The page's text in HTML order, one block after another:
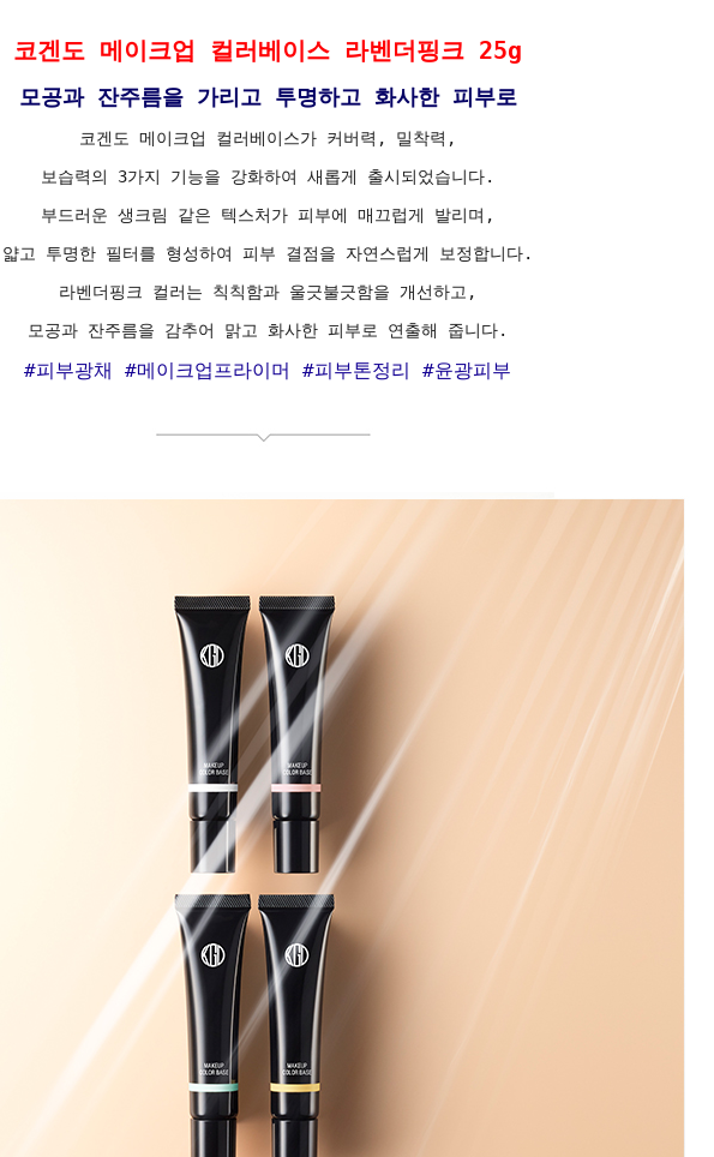
코겐도 메이크업 컬러베이스 라벤더핑크 25g
모공과 잔주름을 가리고 투명하고 화사한 피부로
코겐도 메이크업 컬러베이스가 커버력, 밀착력,
보습력의 3가지 기능을 강화하여 새롭게 출시되었습니다.
부드러운 생크림 같은 텍스처가 피부에 매끄럽게 발리며,
얇고 투명한 필터를 형성하여 피부 결점을 자연스럽게 보정합니다.
라벤더핑크 컬러는 칙칙함과 울긋불긋함을 개선하고,
모공과 잔주름을 감추어 맑고 화사한 피부로 연출해 줍니다.
#피부광채 #메이크업프라이머 #피부톤정리 #윤광피부